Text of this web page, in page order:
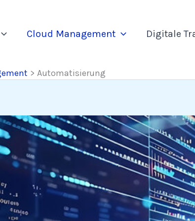
Cloud Management Digitale
Automatisierung